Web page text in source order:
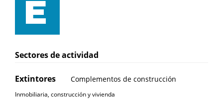
Sectores de actividad
Extintores Complementos de construcción
Inmobiliaria, construcción y vivienda